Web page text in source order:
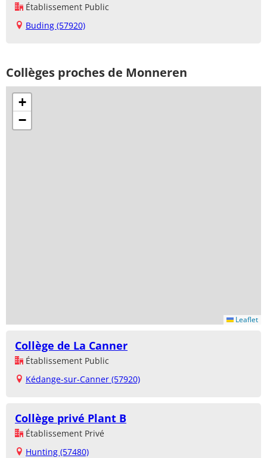
Établissement Public
Buding (57920)
Collèges proches de Monneren
+
−
Leaflet
Collège de La Canner
Établissement Public
Kédange-sur-Canner (57920)
Collège privé Plant B
Établissement Privé
Hunting (57480)